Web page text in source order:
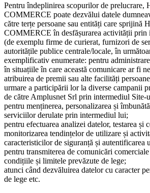
Pentru îndeplinirea scopurilor de
COMMERCE poate dezvălui datele
către terțe persoane sau entități care
COMMERCE în desfășurarea activității prin
(de exemplu firme de curierat, furnizori de
autoritățile publice centrale/locale, în
exemplificativ enumerate: pentru
în situațiile în care această comunicare ar fi
atribuirea de premii sau alte facilități
urmare a participării lor la diverse campanii
de către Amplusnet Srl prin intermediul Site-
pentru menținerea, personalizarea și
serviciilor derulate prin intermediul lui;
pentru efectuarea analizei datelor, testarea și
monitorizarea tendințelor de utilizare și
caracteristicilor de siguranță și autentificarea
pentru transmiterea de comunicări
condițiile și limitele prevăzute de lege;
atunci când dezvăluirea datelor cu caracter
de lege etc.